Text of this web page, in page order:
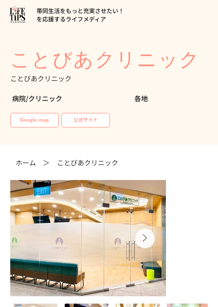
帯同生活をもっと充実させたい！
を応援するライフメディア
ことびあクリニック
ことびあクリニック
病院/クリニック 各地
Google map 公式サイト
ホーム ＞ ことびあクリニック